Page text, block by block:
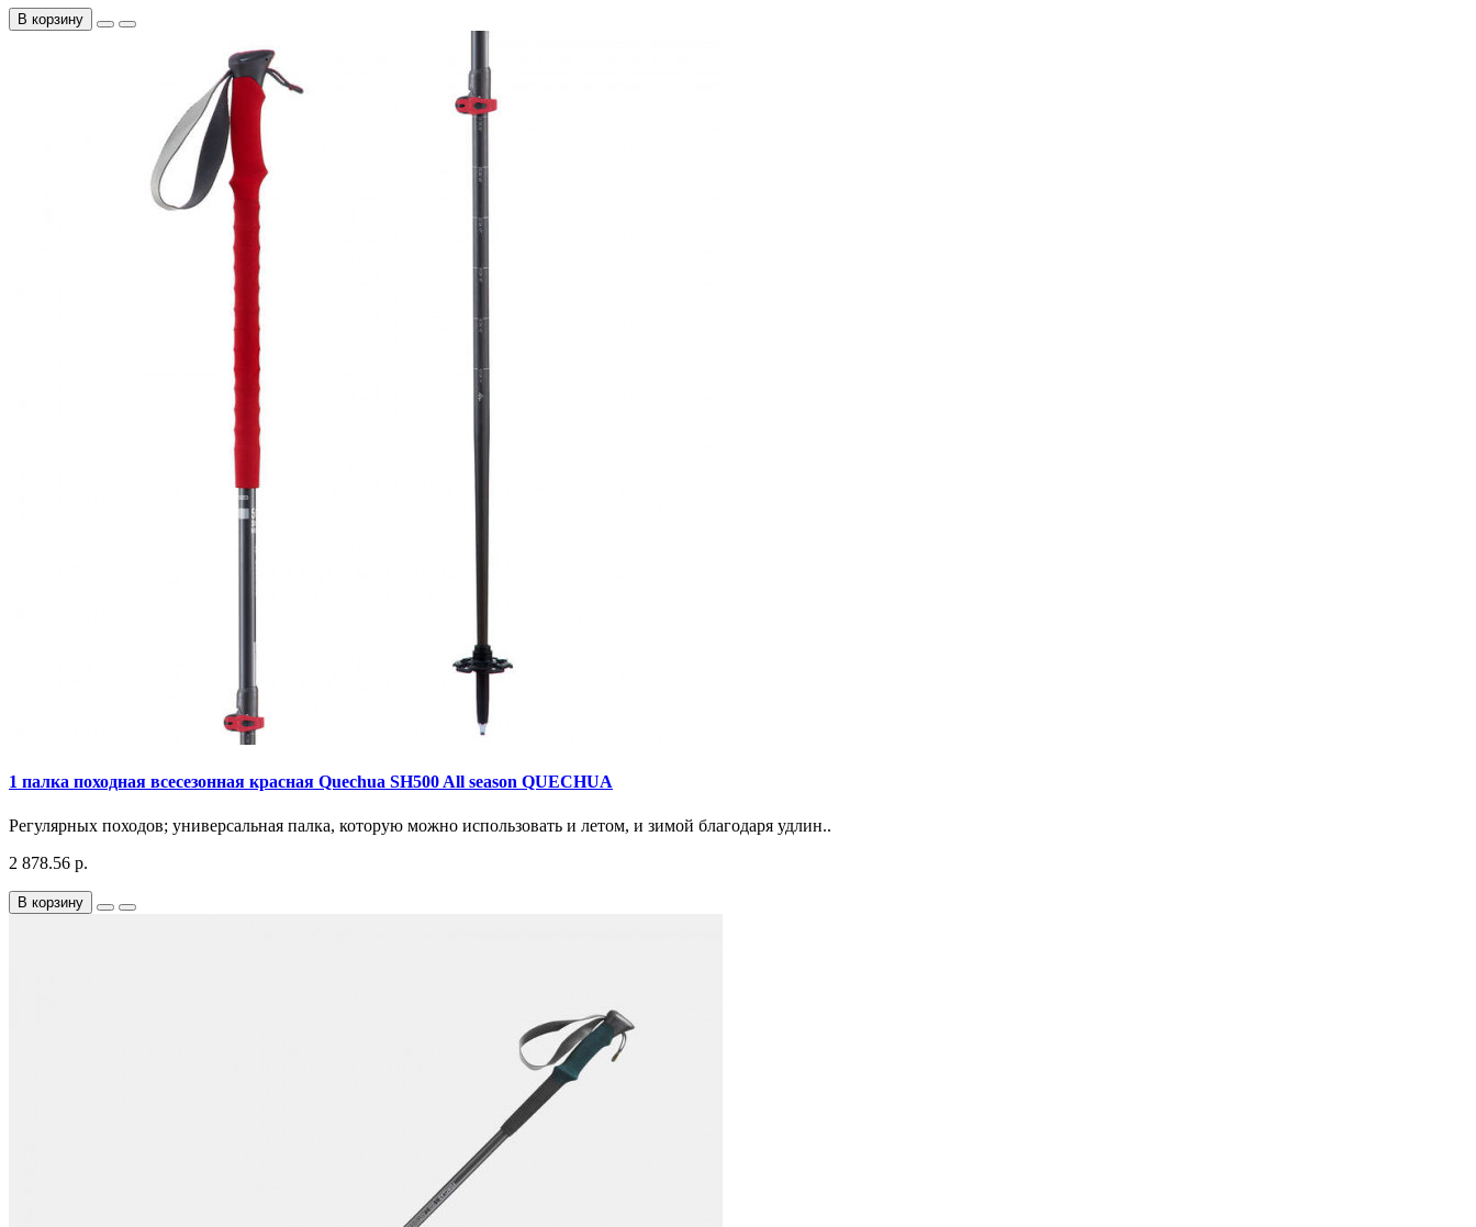
В корзину
1 палка походная всесезонная красная Quechua SH500 All season QUECHUA
Регулярных походов; универсальная палка, которую можно использовать и летом, и зимой благодаря удлин..
2 878.56 р.
В корзину